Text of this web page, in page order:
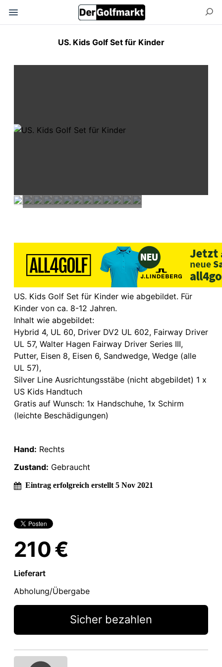
US. Kids Golf Set für Kinder
US. Kids Golf Set für Kinder wie abgebildet. Für
Kinder von ca. 8-12 Jahren.
Inhalt wie abgebildet:
Hybrid 4, UL 60, Driver DV2 UL 602, Fairway Driver
UL 57, Walter Hagen Fairway Driver Series III,
Putter, Eisen 8, Eisen 6, Sandwedge, Wedge (alle
UL 57),
Silver Line Ausrichtungsstäbe (nicht abgebildet) 1 x
US Kids Handtuch
Gratis auf Wunsch: 1x Handschuhe, 1x Schirm
(leichte Beschädigungen)
Hand: Rechts
Zustand: Gebraucht
Eintrag erfolgreich erstellt 5 Nov 2021
210 €
Lieferart
Abholung/Übergabe
Sicher bezahlen